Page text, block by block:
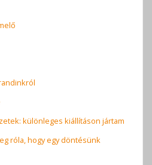
különleges kiállításon jártam
róla, hogy egy döntésünk